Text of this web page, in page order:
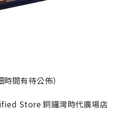
間有待公佈）
Store 銅鑼灣時代廣場店